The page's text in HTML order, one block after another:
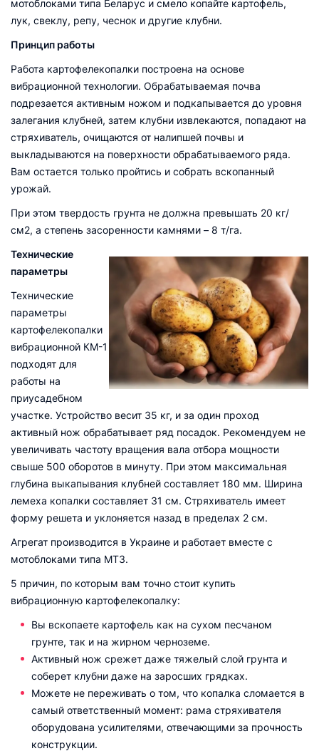
мотоблоками типа Беларус и смело копайте картофель,
лук, свеклу, репу, чеснок и другие клубни.
Принцип работы
Работа картофелекопалки построена на основе
вибрационной технологии. Обрабатываемая почва
подрезается активным ножом и подкапывается до уровня
залегания клубней, затем клубни извлекаются, попадают на
стряхиватель, очищаются от налипшей почвы и
выкладываются на поверхности обрабатываемого ряда.
Вам остается только пройтись и собрать вскопанный
урожай.
При этом твердость грунта не должна превышать 20 кг/
см2, а степень засоренности камнями – 8 т/га.
Технические
параметры
Технические
параметры
картофелекопалки
вибрационной КМ-1
подходят для
работы на
приусадебном
участке. Устройство весит 35 кг, и за один проход
активный нож обрабатывает ряд посадок. Рекомендуем не
увеличивать частоту вращения вала отбора мощности
свыше 500 оборотов в минуту. При этом максимальная
глубина выкапывания клубней составляет 180 мм. Ширина
лемеха копалки составляет 31 см. Стряхиватель имеет
форму решета и уклоняется назад в пределах 2 см.
Агрегат производится в Украине и работает вместе с
мотоблоками типа МТЗ.
5 причин, по которым вам точно стоит купить
вибрационную картофелекопалку:
Вы вскопаете картофель как на сухом песчаном
грунте, так и на жирном черноземе.
Активный нож срежет даже тяжелый слой грунта и
соберет клубни даже на заросших грядках.
Можете не переживать о том, что копалка сломается в
самый ответственный момент: рама стряхивателя
оборудована усилителями, отвечающими за прочность
конструкции.